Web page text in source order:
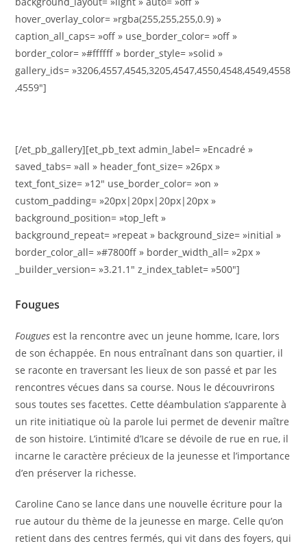
hover_overlay_color= »rgba(255,255,255,0.9) »
caption_all_caps= »off » use_border_color= »off »
border_color= »#ffffff » border_style= »solid »
gallery_ids= »3206,4557,4545,3205,4547,4550,4548,4549,4558
,4559″]
[/et_pb_gallery][et_pb_text admin_label= »Encadré »
saved_tabs= »all » header_font_size= »26px »
text_font_size= »12″ use_border_color= »on »
custom_padding= »20px|20px|20px|20px »
background_position= »top_left »
background_repeat= »repeat » background_size= »initial »
border_color_all= »#7800ff » border_width_all= »2px »
_builder_version= »3.21.1″ z_index_tablet= »500″]
Fougues
Fougues est la rencontre avec un jeune homme, Icare, lors
de son échappée. En nous entraînant dans son quartier, il
se raconte en traversant les lieux de son passé et par les
rencontres vécues dans sa course. Nous le découvrirons
sous toutes ses facettes. Cette déambulation s’apparente à
un rite initiatique où la parole lui permet de devenir maître
de son histoire. L’intimité d’Icare se dévoile de rue en rue, il
incarne le caractère précieux de la jeunesse et l’importance
d’en préserver la richesse.
Caroline Cano se lance dans une nouvelle écriture pour la
rue autour du thème de la jeunesse en marge. Celle qu’on
retient dans des centres fermés, qui vit dans des foyers, qui